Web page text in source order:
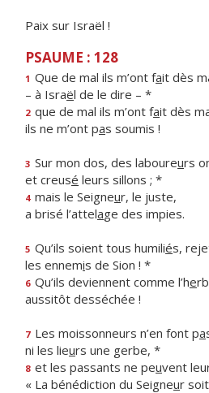
Paix sur Israël !
PSAUME : 128
1 Que de mal ils m’ont fait dès
– à Israël de le dire – *
2 que de mal ils m’ont fait dès
ils ne m’ont pas soumis !
3 Sur mon dos, des laboureurs
et creusé leurs sillons ; *
4 mais le Seigneur, le juste,
a brisé l’attelage des impies.
5 Qu’ils soient tous humiliés,
les ennemis de Sion ! *
6 Qu’ils deviennent comme l’he
aussitôt desséchée !
7 Les moissonneurs n’en font pa
ni les lieurs une gerbe, *
8 et les passants ne peuvent
« La bénédiction du Seigneur